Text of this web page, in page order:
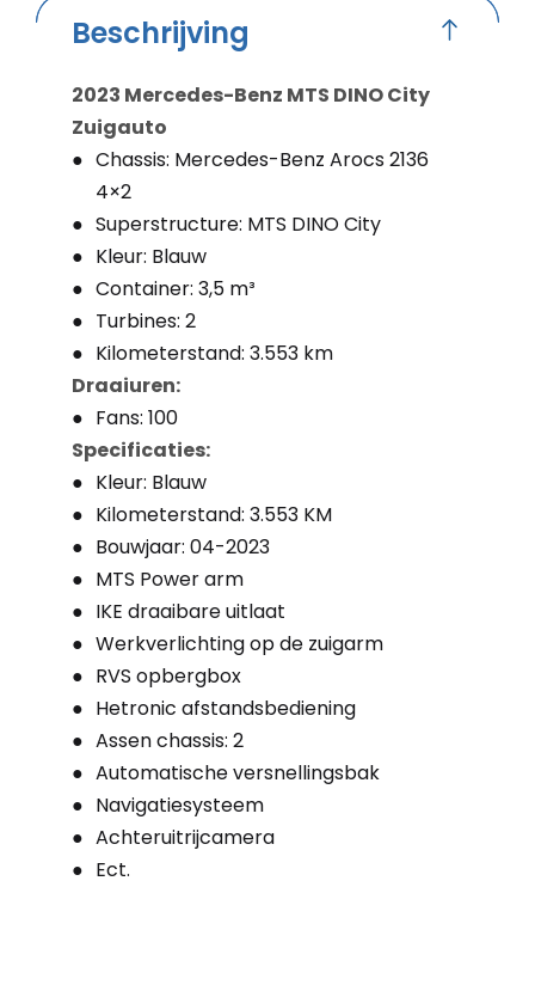
Beschrijving
2023 Mercedes-Benz MTS DINO City
Zuigauto
Chassis: Mercedes-Benz Arocs 2136
4×2
Superstructure: MTS DINO City
Kleur: Blauw
Container: 3,5 m³
Turbines: 2
Kilometerstand: 3.553 km
Draaiuren:
Fans: 100
Specificaties:
Kleur: Blauw
Kilometerstand: 3.553 KM
Bouwjaar: 04-2023
MTS Power arm
IKE draaibare uitlaat
Werkverlichting op de zuigarm
RVS opbergbox
Hetronic afstandsbediening
Assen chassis: 2
Automatische versnellingsbak
Navigatiesysteem
Achteruitrijcamera
Ect.